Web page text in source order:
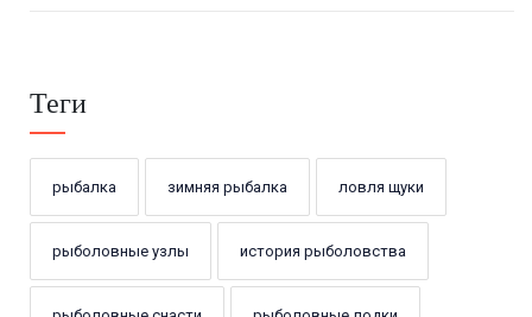
Теги
рыбалка зимняя рыбалка ловля щуки
рыболовные узлы история рыболовства